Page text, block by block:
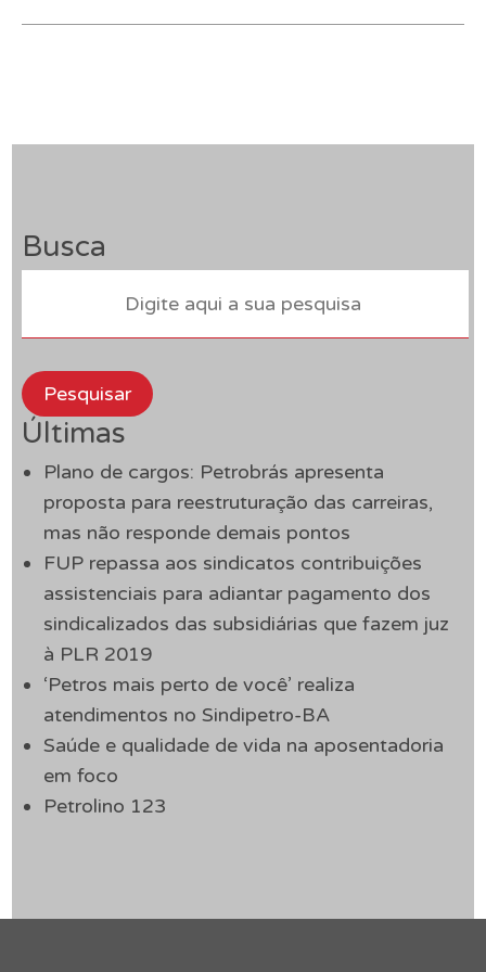
Busca
Pesquisar
Últimas
Plano de cargos: Petrobrás apresenta
proposta para reestruturação das carreiras,
mas não responde demais pontos
FUP repassa aos sindicatos contribuições
assistenciais para adiantar pagamento dos
sindicalizados das subsidiárias que fazem juz
à PLR 2019
‘Petros mais perto de você’ realiza
atendimentos no Sindipetro-BA
Saúde e qualidade de vida na aposentadoria
em foco
Petrolino 123